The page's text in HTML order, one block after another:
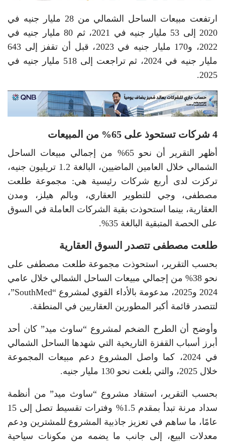
ارتفعت مبيعات الساحل الشمالي من 28 مليار جنيه في
2020 إلى 53 مليار جنيه في 2021، ثم 80 مليار جنيه في
2022، و170 مليار جنيه في 2023، قبل أن تقفز إلى 643
مليار جنيه في 2024، ثم تراجعت إلى 518 مليار جنيه في
2025.
4 شركات تستحوذ على 65% من المبيعات
أظهر التقرير أن نحو 65% من إجمالي مبيعات الساحل
الشمالي خلال العامين الماضيين، البالغة 1.2 تريليون جنيه،
تركزت لدى أربع شركات رئيسية هي: مجموعة طلعت
مصطفى، وجي للتطوير العقاري، وبالم هيلز، ومدن
العقارية، بينما استحوذت بقية الشركات العاملة في السوق
على الحصة المتبقية البالغة 35%.
طلعت مصطفى تتصدر السوق العقارية
بحسب التقرير، استحوذت مجموعة طلعت مصطفى على
نحو 38% من إجمالي مبيعات الساحل الشمالي خلال عامي
2024 و2025، مدعومة بالأداء القوي لمشروع “SouthMed”،
لتتصدر قائمة أكبر المطورين العقاريين في المنطقة.
وأوضح أن الطرح الضخم لمشروع “ساوث ميد” كان أحد
أبرز أسباب القفزة التاريخية التي شهدها الساحل الشمالي
في 2024، كما واصل المشروع دعم مبيعات المجموعة
خلال 2025، والتي بلغت نحو 130 مليار جنيه.
بحسب التقرير، استفاد مشروع “ساوث ميد” من أنظمة
سداد مرنة تبدأ بمقدم 1.5% وفترات تقسيط تصل إلى 15
عامًا، ما ساهم في تعزيز جاذبية المشروع للمشترين ودعم
معدلات البيع، إلى جانب ما يضمه من مكونات سياحية